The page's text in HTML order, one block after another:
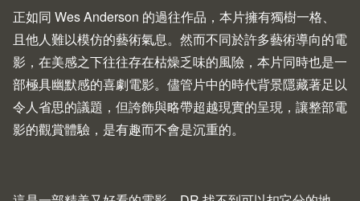
正如同 Wes Anderson 的過往作品，本片擁有獨樹一格、
且他人難以模仿的藝術氣息。然而不同於許多藝術導向的電
影，在美感之下往往存在枯燥乏味的風險，本片同時也是一
部極具幽默感的喜劇電影。儘管片中的時代背景隱藏著足以
令人省思的議題，但誇飾與略帶超越現實的呈現，讓整部電
影的觀賞體驗，是有趣而不會是沉重的。